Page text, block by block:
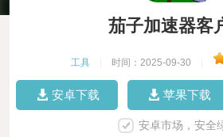
茄子加速器客
工具 时间：2025-09-30
安卓下载 苹果下载
安卓市场，安全